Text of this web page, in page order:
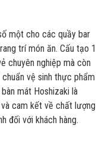
một cho các quầy bar
trí món ăn. Cấu tạo 1
chuyên nghiệp mà còn
vệ sinh thực phẩm
mát Hoshizaki là
cam kết về chất lượng
đối với khách hàng.